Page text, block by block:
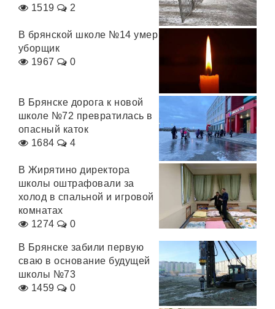
1519
2
В брянской школе №14 умер
уборщик
1967
0
В Брянске дорога к новой
школе №72 превратилась в
опасный каток
1684
4
В Жирятино директора
школы оштрафовали за
холод в спальной и игровой
комнатах
1274
0
В Брянске забили первую
сваю в основание будущей
школы №73
1459
0